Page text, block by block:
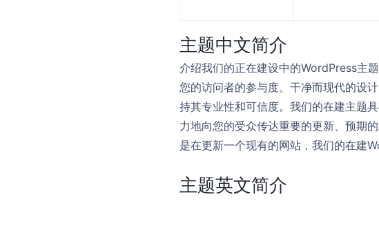
主题中文简介
介绍我们的正在建设中的WordPress主
您的访问者的参与度。干净而现代的设
持其专业性和可信度。我们的在建主题
力地向您的受众传达重要的更新、预期
是在更新一个现有的网站，我们的在建
主题英文简介